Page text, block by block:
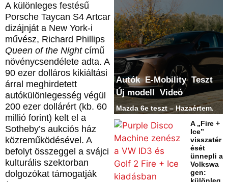
A különleges festésű
Porsche Taycan S4 Artcar
dizájnját a New York-i
művész, Richard Phillips
Queen of the Nightcímű
növénycsendélete adta. A
90 ezer dolláros kikiáltási
árral meghirdetett
autókülönlegesség végül
200 ezer dollárért (kb. 60
millió forint) kelt el a
Sotheby’s aukciós ház
közreműködésével. A
befolyt összeggel a svájci
kulturális szektorban
dolgozókat támogatják
Autók E-Mobility Teszt
Új modell Videó
Mazda 6e teszt – Hazaértem.
A „Fire +
Ice”
visszatér
ését
ünnepli a
Volkswa
gen: